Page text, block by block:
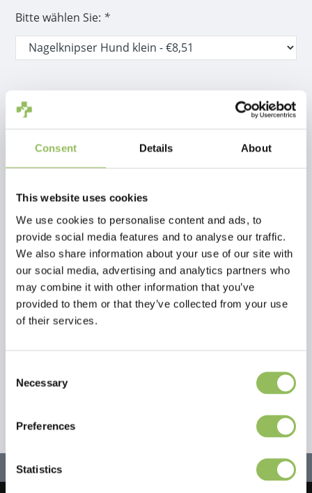
Consent Details About
This website uses cookies
We use cookies to personalise content and ads, to
provide social media features and to analyse our traffic.
We also share information about your use of our site with
our social media, advertising and analytics partners who
may combine it with other information that you’ve
provided to them or that they’ve collected from your use
of their services.
Selection
Necessary
Preferences
Statistics
Bitte wählen Sie: *
€8,51
Zum Warenkorb hinzufügen
Nagelknipser Hund groÃŸ
Bewertungen
This article has no reviews yet